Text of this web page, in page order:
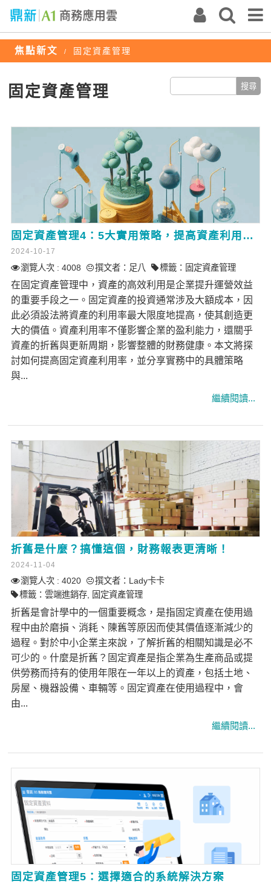
焦點新文 / 固定資產管理
固定資產管理
固定資產管理4：5大實用策略，提高資產利用率與投資回報
2024-10-17
瀏覽人次 : 4008 撰文者： 足八 標籤： 固定資產管理
在固定資產管理中，資產的高效利用是企業提升運營效益
的重要手段之一。固定資產的投資通常涉及大額成本，因
此必須設法將資產的利用率最大限度地提高，使其創造更
大的價值。資產利用率不僅影響企業的盈利能力，還關乎
資產的折舊與更新周期，影響整體的財務健康。本文將探
討如何提高固定資產利用率，並分享實務中的具體策略
與...
折舊是什麼？搞懂這個，財務報表更清晰！
2024-11-04
瀏覽人次 : 4020 撰文者： Lady卡卡
標籤：雲端進銷存, 固定資產管理
折舊是會計學中的一個重要概念，是指固定資產在使用過
程中由於磨損、消耗、陳舊等原因而使其價值逐漸減少的
過程。對於中小企業主來說，了解折舊的相關知識是必不
可少的。什麼是折舊？固定資產是指企業為生產商品或提
供勞務而持有的使用年限在一年以上的資產，包括土地、
房屋、機器設備、車輛等。固定資產在使用過程中，會
由...
固定資產管理5：選擇適合的系統解決方案